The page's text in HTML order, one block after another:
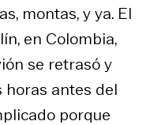
montas, y ya. El
en Colombia,
se retrasó y
horas antes del
porque